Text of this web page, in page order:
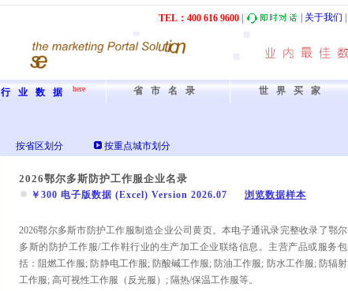
关于我们
TEL：400 616 9600
行业数据 here 省市名录 世界买家
按省区划分 按重点城市划分
2026鄂尔多斯防护工作服企业名录
￥300 电子版数据 (Excel) Version 2026.07 浏览数据样本
2026鄂尔多斯市防护工作服制造企业公司黄页。本电子通讯录完整收录了鄂尔
多斯的防护工作服/工作鞋行业的生产加工企业联络信息。主营产品或服务包
括：阻燃工作服; 防静电工作服; 防酸碱工作服; 防油工作服; 防水工作服; 防辐射
工作服; 高可视性工作服（反光服）; 隔热/保温工作服等。